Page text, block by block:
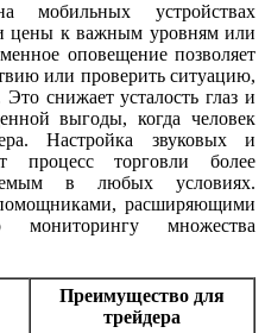
устройствах
цены к важным уровням или
оповещение позволяет
или проверить ситуацию,
снижает усталость глаз и
выгоды, когда человек
Настройка звуковых и
процесс торговли более
в любых условиях.
расширяющими
мониторингу множества
Преимущество для
трейдера